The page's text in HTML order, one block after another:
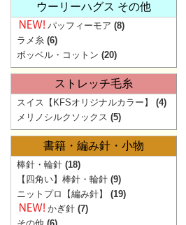
ウーリーハグス その他
パッフィーモア (8)
ラメ糸 (6)
ボッベル・コットン (20)
ストレッチ毛糸
スイス【KFSオリジナルカラー】
(4)
メリノシルクソックス (5)
書籍・編み針・小物
棒針・輪針 (18)
【四角い】棒針・輪針 (9)
ニットプロ【編み針】
(19)
かぎ針 (7)